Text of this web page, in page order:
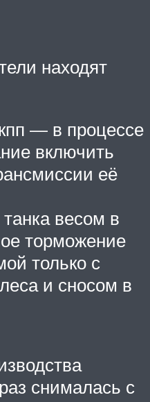
находят
— в процессе
включить
её
весом в
торможение
только с
и сносом в
снималась с